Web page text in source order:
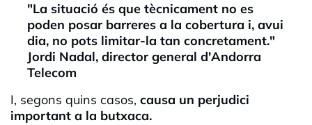
"La situació és que tècnicament no es
poden posar barreres a la cobertura i, avui
dia, no pots limitar-la tan concretament."
Jordi Nadal, director general d'Andorra
Telecom
I, segons quins casos, causa un perjudici
important a la butxaca.